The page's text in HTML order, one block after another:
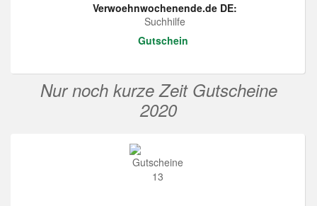
Verwoehnwochenende.de DE:
Suchhilfe
Gutschein
Nur noch kurze Zeit Gutscheine
2020